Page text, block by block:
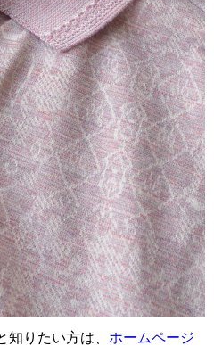
知りたい方は、 ホームページ